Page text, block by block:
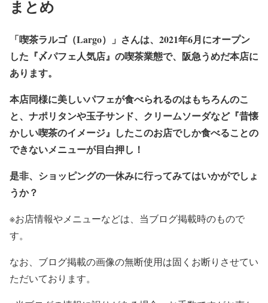
まとめ
「喫茶ラルゴ（Largo）」さんは、2021年6月にオープン
した『〆パフェ人気店』の喫茶業態で、阪急うめだ本店に
あります。
本店同様に美しいパフェが食べられるのはもちろんのこ
と、ナポリタンや玉子サンド、クリームソーダなど『昔懐
かしい喫茶のイメージ』したこのお店でしか食べることの
できないメニューが目白押し！
是非、ショッピングの一休みに行ってみてはいかがでしょ
うか？
※お店情報やメニューなどは、当ブログ掲載時のもので
す。
なお、ブログ掲載の画像の無断使用は固くお断りさせてい
ただいております。